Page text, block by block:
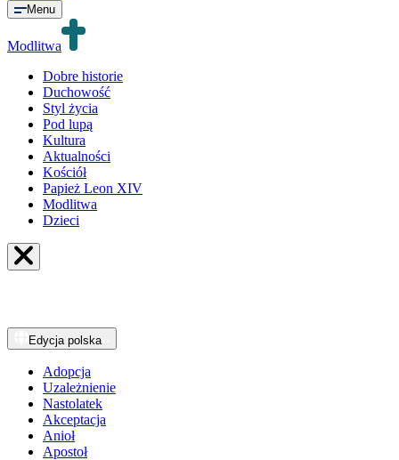
Menu
Modlitwa
Dobre historie
Duchowość
Styl życia
Pod lupą
Kultura
Aktualności
Kościół
Papież Leon XIV
Modlitwa
Dzieci
Edycja polska
Adopcja
Uzależnienie
Nastolatek
Akceptacja
Anioł
Apostoł